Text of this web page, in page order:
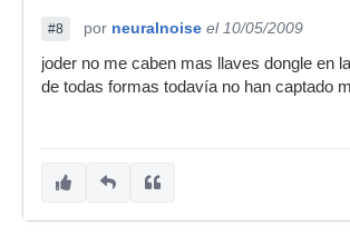
#8 por neuralnoise el 10/05/2009
joder no me caben mas llaves dongle en
de todas formas todavía no han captado